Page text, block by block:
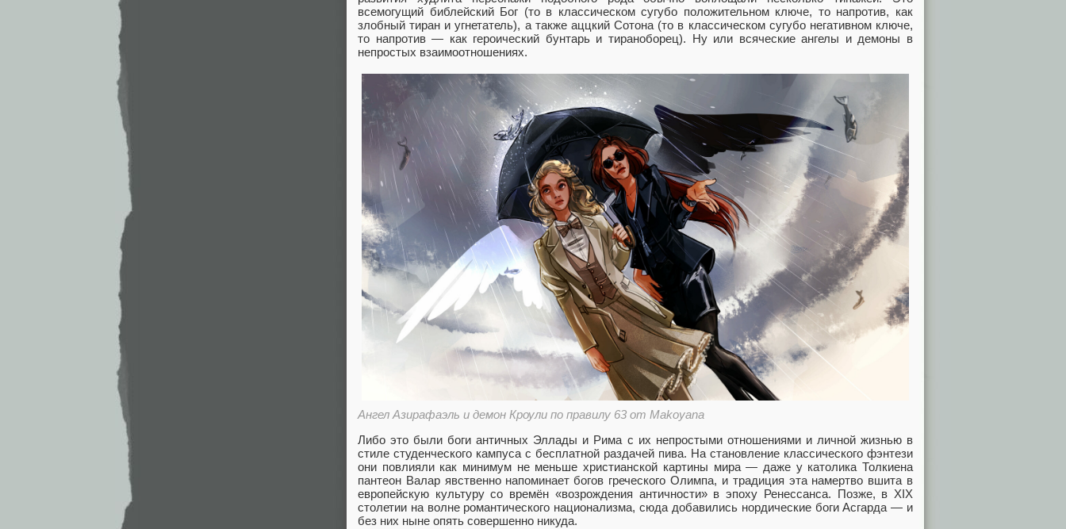
всемогущий библейский Бог (то в классическом сугубо положительном ключе, то напротив, как
злобный тиран и угнетатель), а также аццкий Сотона (то в классическом сугубо негативном ключе,
то напротив — как героический бунтарь и тираноборец). Ну или всяческие ангелы и демоны в
непростых взаимоотношениях.
Ангел Азирафаэль и демон Кроули по правилу 63 от Makoyana
Либо это были боги античных Эллады и Рима с их непростыми отношениями и личной жизнью в
стиле студенческого кампуса с бесплатной раздачей пива. На становление классического фэнтези
они повлияли как минимум не меньше христианской картины мира — даже у католика Толкиена
пантеон Валар явственно напоминает богов греческого Олимпа, и традиция эта намертво вшита в
европейскую культуру со времён «возрождения античности» в эпоху Ренессанса. Позже, в XIX
столетии на волне романтического национализма, сюда добавились нордические боги Асгарда — и
без них ныне опять совершенно никуда.